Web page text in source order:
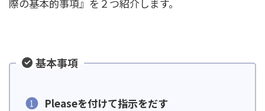
際の基本的事項』を２つ紹介します。
基本事項
Pleaseを付けて指示をだす